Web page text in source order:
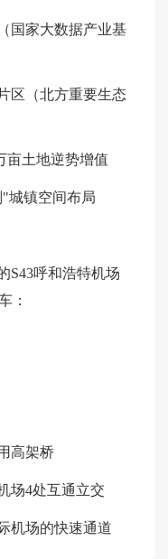
国家大数据产业基
区（北方重要生态
亩土地逆势增值
城镇空间布局
S43呼和浩特机场
：
高架桥
场4处互通立交
机场的快速通道